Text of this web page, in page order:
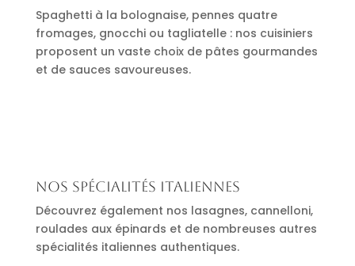
Spaghetti à la bolognaise, pennes quatre
fromages, gnocchi ou tagliatelle : nos cuisiniers
proposent un vaste choix de pâtes gourmandes
et de sauces savoureuses.
Nos spécialités italiennes
Découvrez également nos lasagnes, cannelloni,
roulades aux épinards et de nombreuses autres
spécialités italiennes authentiques.